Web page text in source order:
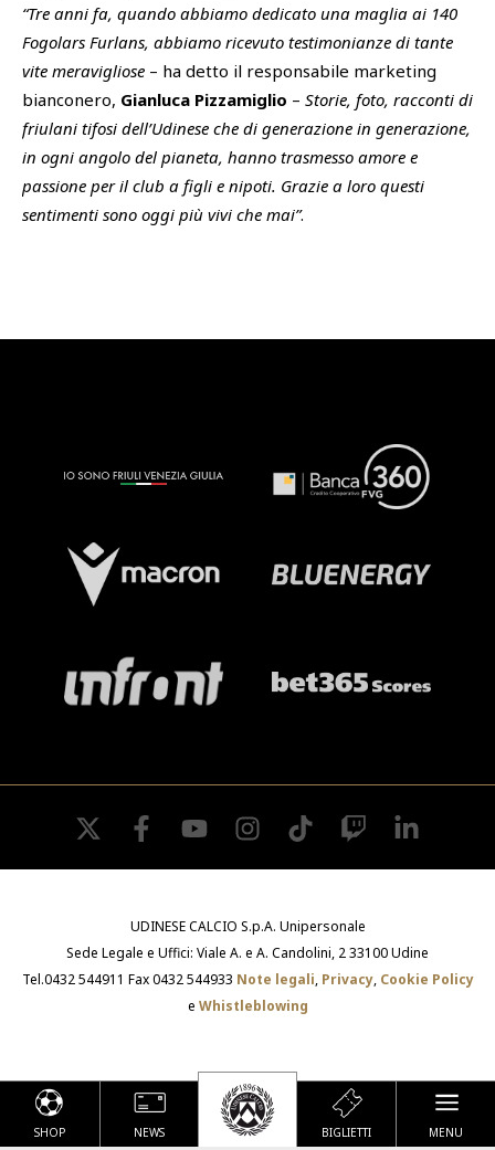
SHOP NEWS BIGLIETTI MENU
“Tre anni fa, quando abbiamo dedicato una maglia ai 140
Fogolars Furlans, abbiamo ricevuto testimonianze di tante
vite meravigliose – ha detto il responsabile marketing
bianconero, Gianluca Pizzamiglio – Storie, foto, racconti di
friulani tifosi dell’Udinese che di generazione in generazione,
in ogni angolo del pianeta, hanno trasmesso amore e
passione per il club a figli e nipoti. Grazie a loro questi
sentimenti sono oggi più vivi che mai”.
twitter facebookyoutube instagramtiktok twitch
UDINESE CALCIO S.p.A. Unipersonale
Sede Legale e Uffici: Viale A. e A. Candolini, 2 33100 Udine
Tel.0432 544911 Fax 0432 544933 Note legali, Privacy, Cookie Policy
e Whistleblowing
Le tue preferenze relative alla privacy